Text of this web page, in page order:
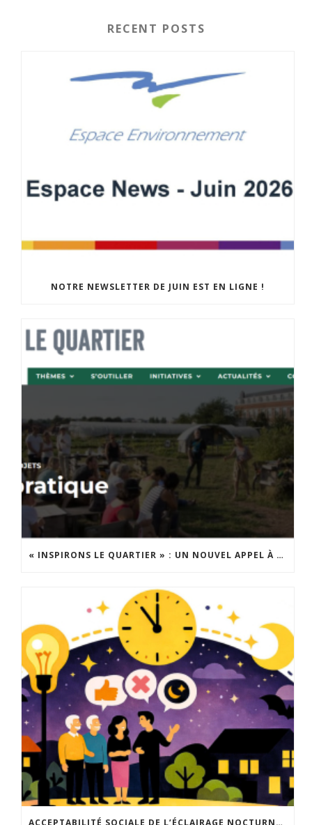
RECENT POSTS
NOTRE NEWSLETTER DE JUIN EST EN LIGNE !
« INSPIRONS LE QUARTIER » : UN NOUVEL APPEL À PROJETS EST LANCÉ !
ACCEPTABILITÉ SOCIALE DE L’ÉCLAIRAGE NOCTURNE : LE REPLAY EST DISPONIBLE